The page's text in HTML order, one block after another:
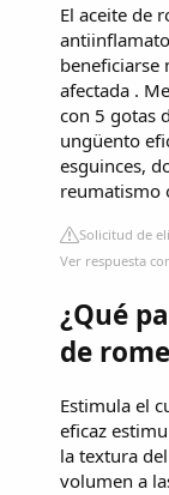
El aceite de
beneficiarse
afectada .
con 5 gotas
ungüento
esguinces,
reumatismo
Solicitud de
Ver respuesta
¿Qué
de
Estimula el
eficaz
la textura
volumen a